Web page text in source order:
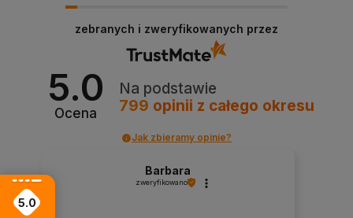
wyborem.
zebranych i zweryfikowanych przez
5.0
Ocena
Na podstawie
799 opinii z całego okresu
Jak zbieramy opinie?
Barbara
zweryfikowano
5.0